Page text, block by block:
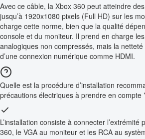
Avec ce câble, la Xbox 360 peut atteindre
jusqu’à 1920x1080 pixels (Full HD) sur les
charge cette norme, bien que la qualité
console et du moniteur. Il prend en charge
analogiques non compressés, mais la
d’une connexion numérique comme HDMI.
Quelle est la procédure d’installation
précautions électriques à prendre en compte
L’installation consiste à connecter l’extrémité
360, le VGA au moniteur et les RCA au